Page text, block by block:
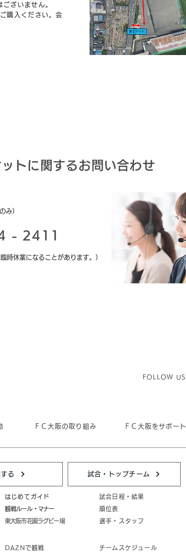
ざいません。
購入ください。会
トに関するお問い合わせ
み）
- 2411
時休業になることがあります。）
FOLLOW US
ＦＣ大阪の取り組み ＦＣ大阪をサポート
る 試合・トップチーム
はじめてガイド
​観戦ルール・マナー
東大阪市花園ラグビー場
試合日程・結果
順位表
選手・スタッフ
DAZNで観戦 チームスケジュール